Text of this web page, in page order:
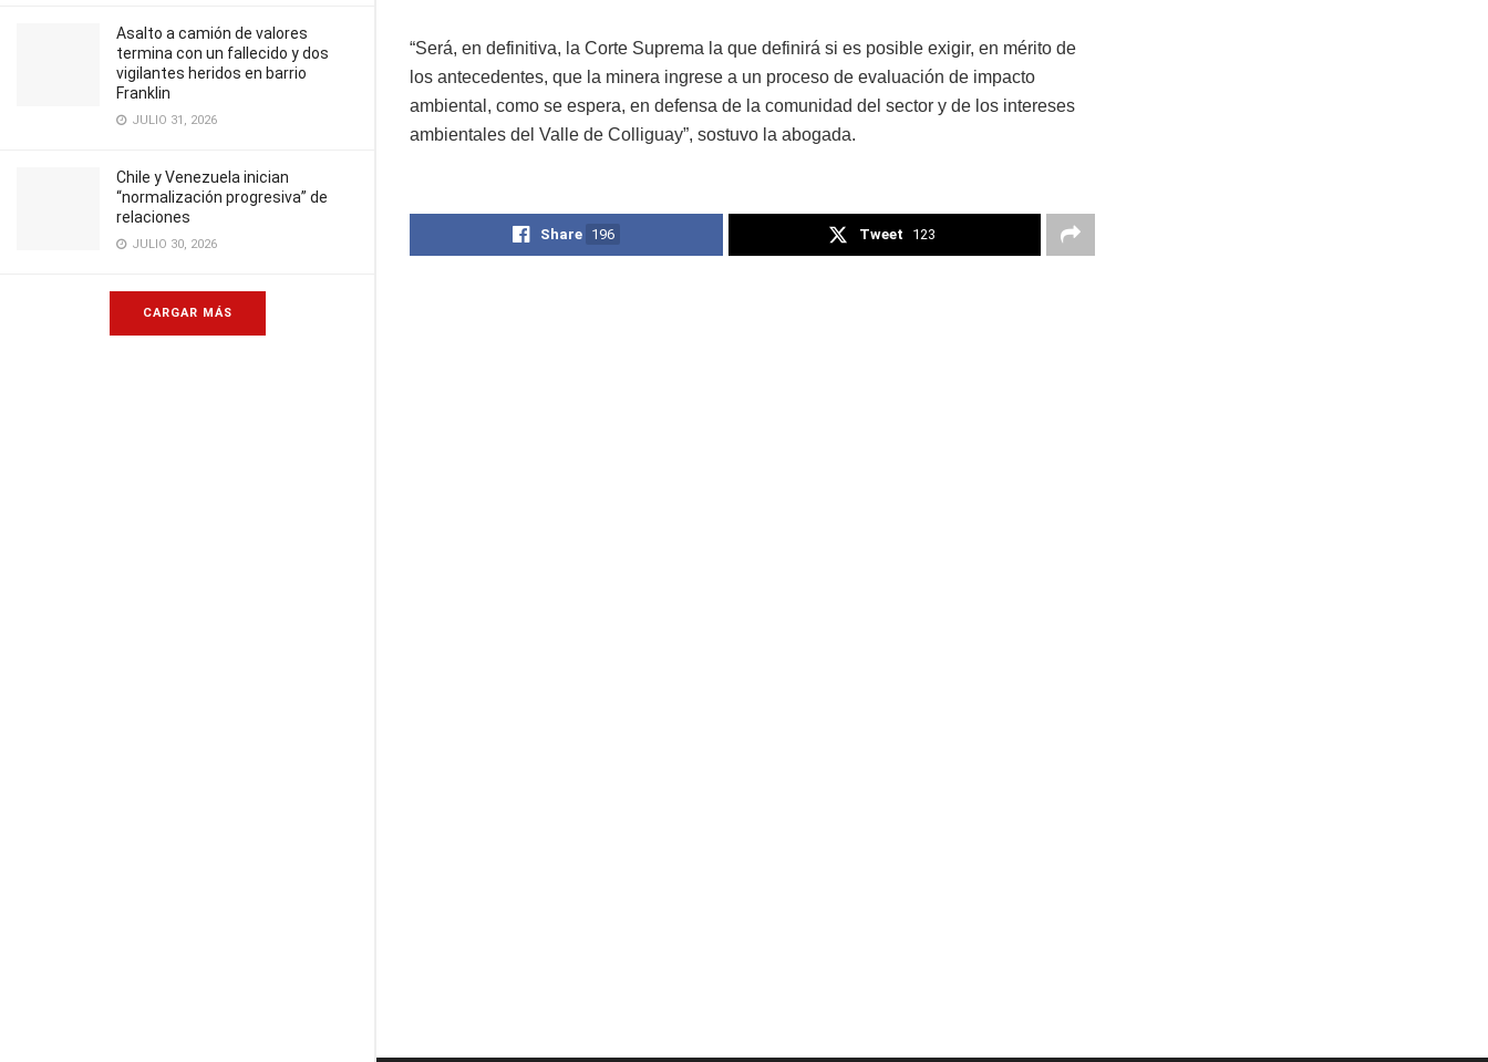
Asalto a camión de valores
termina con un fallecido y dos
vigilantes heridos en barrio
Franklin
JULIO 31, 2026
Chile y Venezuela inician
“normalización progresiva” de
relaciones
JULIO 30, 2026
CARGAR MÁS
“Será, en definitiva, la Corte Suprema la que definirá si es posible exigir, en mérito de
los antecedentes, que la minera ingrese a un proceso de evaluación de impacto
ambiental, como se espera, en defensa de la comunidad del sector y de los intereses
ambientales del Valle de Colliguay”, sostuvo la abogada.
Share 196 Tweet 123